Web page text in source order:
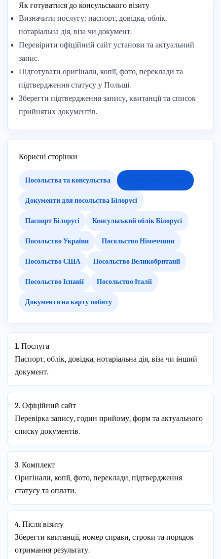
Як готуватися до консульського візиту
Визначити послугу: паспорт, довідка, облік,
нотаріальна дія, віза чи документ.
Перевірити офіційний сайт установи та актуальний
запис.
Підготувати оригінали, копії, фото, переклади та
підтвердження статусу у Польщі.
Зберегти підтвердження запису, квитанції та список
прийнятих документів.
Корисні сторінки
Посольства та консульства
Документи для посольства Білорусі
Паспорт Білорусі Консульський облік Білорусі
Посольство України Посольство Німеччини
Посольство США Посольство Великобританії
Посольство Іспанії Посольство Італії
Документи на карту побиту
1. Послуга
Паспорт, облік, довідка, нотаріальна дія, віза чи інший
документ.
2. Офіційний сайт
Перевірка запису, годин прийому, форм та актуального
списку документів.
3. Комплект
Оригінали, копії, фото, переклади, підтвердження
статусу та оплати.
4. Після візиту
Зберегти квитанції, номер справи, строки та порядок
отримання результату.